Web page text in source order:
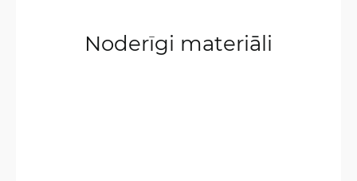
Noderīgi materiāli